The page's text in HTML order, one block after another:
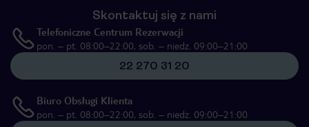
Skontaktuj się z nami
Telefoniczne Centrum Rezerwacji
pon. – pt. 08:00–22:00, sob. – niedz. 09:00–21:00
22 270 31 20
Biuro Obsługi Klienta
pon. – pt. 08:00–22:00, sob. – niedz. 09:00–21:00